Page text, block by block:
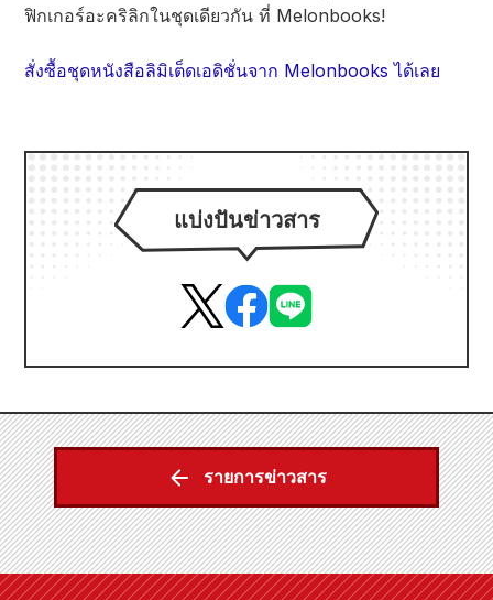
ฟิกเกอร์อะคริลิกในชุดเดียวกัน ที่ Melonbooks!
สั่งซื้อชุดหนังสือลิมิเต็ดเอดิชั่นจาก Melonbooks ได้เลย
แบ่งปันข่าวสาร
รายการข่าวสาร